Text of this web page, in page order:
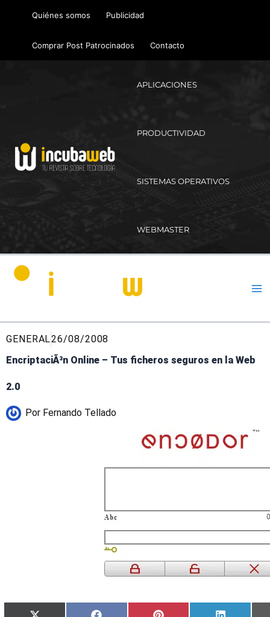
Quiénes somos Publicidad
Comprar Post Patrocinados Contacto
APLICACIONES
PRODUCTIVIDAD
SISTEMAS OPERATIVOS
WEBMASTER
GENERAL26/08/2008
EncriptaciÃ³n Online – Tus ficheros seguros en la Web
2.0
Por Fernando Tellado